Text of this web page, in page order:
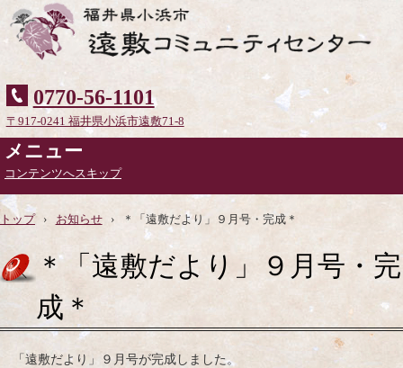
0770-56-1101
〒917-0241 福井県小浜市遠敷71-8
メニュー
コンテンツへスキップ
トップ › お知らせ › ＊「遠敷だより」９月号・完成＊
＊「遠敷だより」９月号・完
成＊
「遠敷だより」９月号が完成しました。